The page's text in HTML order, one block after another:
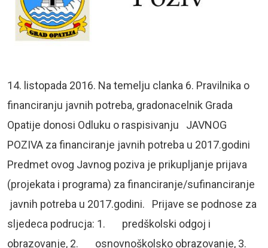
14. listopada 2016. Na temelju clanka 6. Pravilnika o
financiranju javnih potreba, gradonacelnik Grada
Opatije donosi Odluku o raspisivanju JAVNOG
POZIVA za financiranje javnih potreba u 2017.godini
Predmet ovog Javnog poziva je prikupljanje prijava
(projekata i programa) za financiranje/sufinanciranje
javnih potreba u 2017.godini. Prijave se podnose za
sljedeca podrucja: 1. predškolski odgoj i
obrazovanje, 2. osnovnoškolsko obrazovanje, 3.